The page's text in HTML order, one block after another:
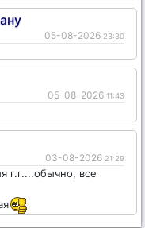
05-08-2026 23:30
05-08-2026 11:43
03-08-2026 21:29
г.г....обычно, все